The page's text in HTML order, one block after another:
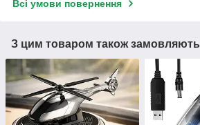
Всі умови повернення
З цим товаром також замовляють